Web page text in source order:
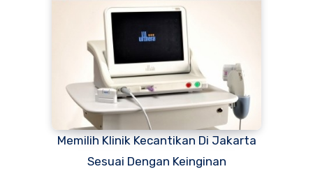
Memilih Klinik Kecantikan Di Jakarta
Sesuai Dengan Keinginan